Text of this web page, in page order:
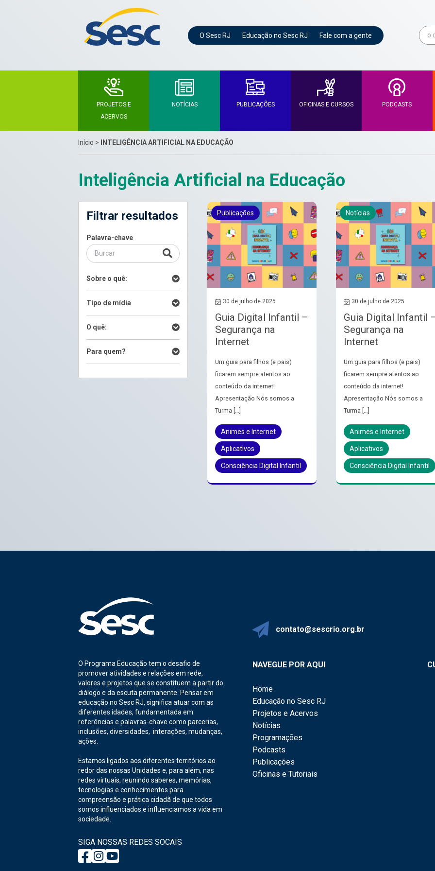
O Sesc RJ Educação no Sesc RJ Fale com a gente
PROJETOS E
ACERVOS
NOTÍCIAS PUBLICAÇÕES OFICINAS E CURSOS PODCASTS
Início > INTELIGÊNCIA ARTIFICIAL NA EDUCAÇÃO
Inteligência Artificial na Educação
Filtrar resultados
Palavra-chave
Sobre o quê:
Tipo de mídia
O quê:
Para quem?
Publicações
30 de julho de 2025
Guia Digital Infantil –
Segurança na
Internet
Um guia para filhos (e pais)
ficarem sempre atentos ao
conteúdo da internet!
Apresentação Nós somos a
Turma […]
Animes e Internet
Aplicativos
Consciência Digital Infantil
Notícias
30 de julho de 2025
Guia Digital Infantil
Segurança na
Internet
Um guia para filhos (e pais)
ficarem sempre atentos ao
conteúdo da internet!
Apresentação Nós somos a
Turma […]
Animes e Internet
Aplicativos
Consciência Digital Infantil
contato@sescrio.org.br
O Programa Educação tem o desafio de
promover atividades e relações em rede,
valores e projetos que se constituem a partir do
diálogo e da escuta permanente. Pensar em
educação no Sesc RJ, significa atuar com as
diferentes idades, fundamentada em
referências e palavras-chave como parcerias,
inclusões, diversidades, interações, mudanças,
ações.
Estamos ligados aos diferentes territórios ao
redor das nossas Unidades e, para além, nas
redes virtuais, reunindo saberes, memórias,
tecnologias e conhecimentos para
compreensão e prática cidadã de que todos
somos influenciados e influenciamos a vida em
sociedade.
SIGA NOSSAS REDES SOCAIS
NAVEGUE POR AQUI
Home
Educação no Sesc RJ
Projetos e Acervos
Notícias
Programações
Podcasts
Publicações
Oficinas e Tutoriais